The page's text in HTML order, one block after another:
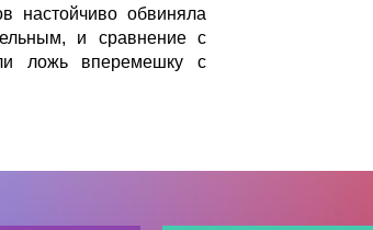
настойчиво обвиняла
и сравнение с
ложь вперемешку с